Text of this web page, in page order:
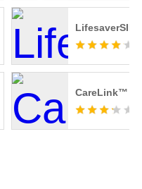
LifesaverSIM
CareLink™